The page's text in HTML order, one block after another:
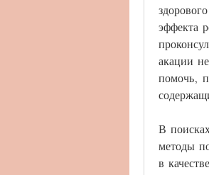
эффекта
акации
помочь,
В
методы
в